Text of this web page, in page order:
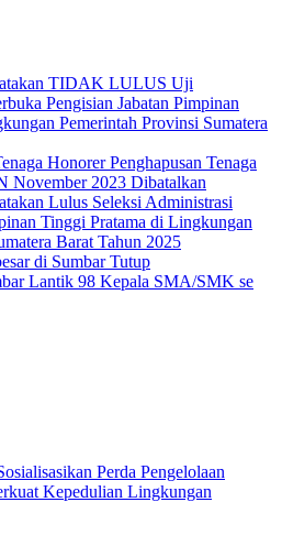
TIDAK LULUS Uji
Pengisian Jabatan Pimpinan
Pemerintah Provinsi Sumatera
Honorer Penghapusan Tenaga
November 2023 Dibatalkan
Lulus Seleksi Administrasi
Tinggi Pratama di Lingkungan
Barat Tahun 2025
di Sumbar Tutup
Lantik 98 Kepala SMA/SMK se
Perda Pengelolaan
Kepedulian Lingkungan